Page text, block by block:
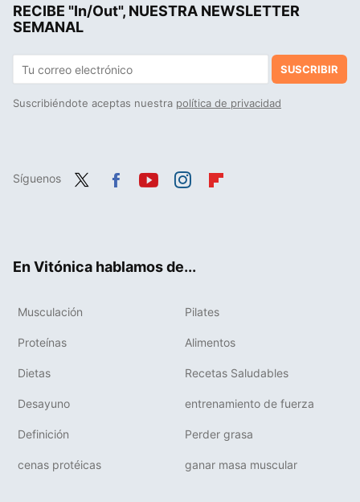
RECIBE "In/Out", NUESTRA NEWSLETTER
SEMANAL
SUSCRIBIR
Suscribiéndote aceptas nuestra política de privacidad
Síguenos
En Vitónica hablamos de...
Musculación Pilates
Proteínas Alimentos
Dietas Recetas Saludables
Desayuno entrenamiento de fuerza
Definición Perder grasa
cenas protéicas ganar masa muscular